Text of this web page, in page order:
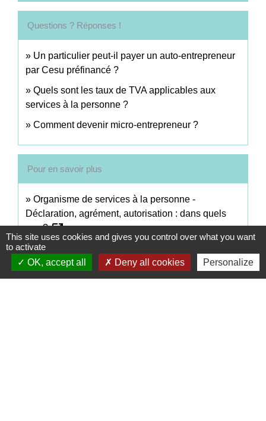
Questions ? Réponses !
Un particulier peut-il payer un auto-entrepreneur
par Cesu préfinancé ?
Quels sont les taux de TVA applicables aux
services à la personne ?
Comment devenir micro-entrepreneur ?
Pour en savoir plus
Organisme de services à la personne -
Déclaration, agrément, autorisation : dans quels
cas ?open_in_new
Ministère chargé des finances
Signaler une erreur sur cette page
This site uses cookies and gives you control over what you want
to activate
OK, accept all
Deny all cookies Personalize